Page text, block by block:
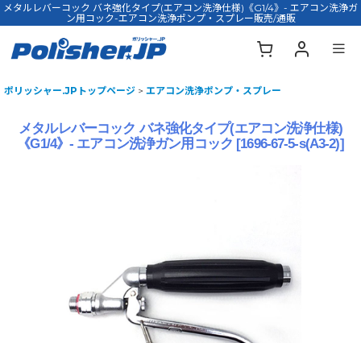
メタルレバーコック バネ強化タイプ(エアコン洗浄仕様)《G1/4》- エアコン洗浄ガ
ン用コック-エアコン洗浄ポンプ・スプレー販売/通販
ポリッシャー.JPトップページ > エアコン洗浄ポンプ・スプレー
メタルレバーコック バネ強化タイプ(エアコン洗浄仕様)
《G1/4》- エアコン洗浄ガン用コック [1696-67-5-s(A3-2)]